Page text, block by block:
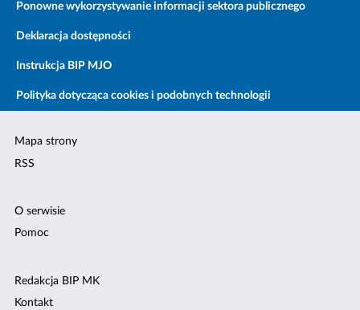
Ponowne wykorzystywanie informacji sektora publicznego
Deklaracja dostępności
Instrukcja BIP MJO
Polityka dotycząca cookies i podobnych technologii
Mapa strony
RSS
O serwisie
Pomoc
Redakcja BIP MK
Kontakt